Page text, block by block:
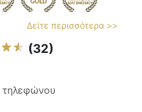
Δείτε περισσότερα >>
(32)
τηλεφώνου